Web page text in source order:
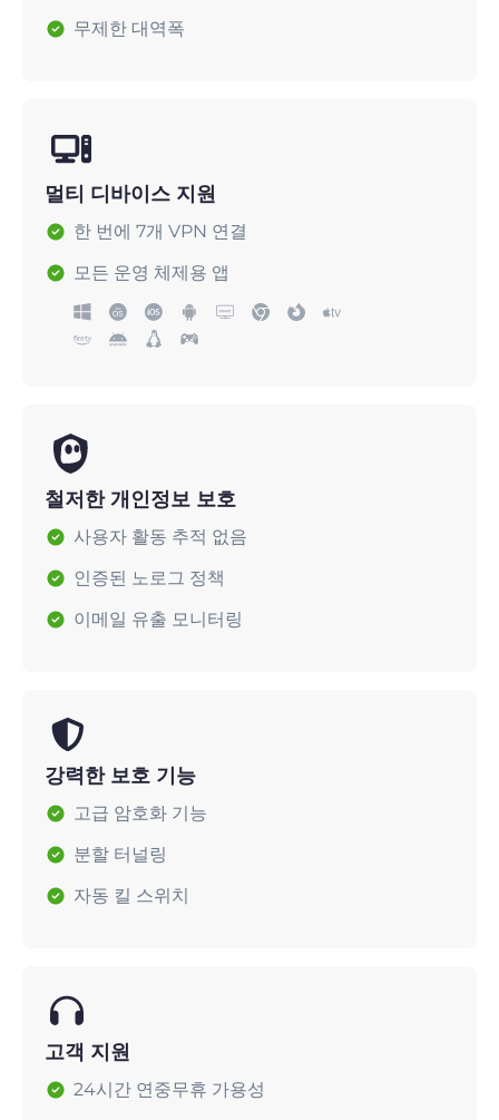
무제한 대역폭
멀티 디바이스 지원
한 번에 7개 VPN 연결
모든 운영 체제용 앱
철저한 개인정보 보호
사용자 활동 추적 없음
인증된 노로그 정책
이메일 유출 모니터링
강력한 보호 기능
고급 암호화 기능
분할 터널링
자동 킬 스위치
고객 지원
24시간 연중무휴 가용성